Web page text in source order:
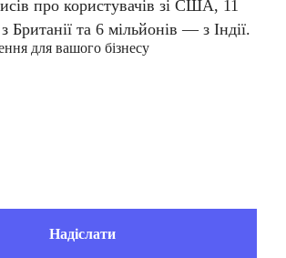
про користувачів зі США, 11
Британії та 6 мільйонів — з Індії.
для вашого бізнесу